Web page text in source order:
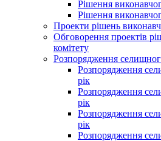
Рішення
Рішення
Проекти рішень
Обговорення проектів
комітету
Розпорядження
Розпорядження
рік
Розпорядження
рік
Розпорядження
рік
Розпорядження